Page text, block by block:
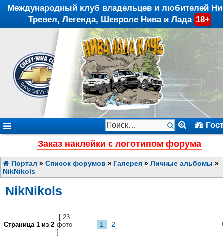
Международный клуб владельцев и любителей
Тревел, Легенда, Шевроле Нива и Лада 18+
Заказ наклейки с логотипом форума
Портал » Список форумов » Галерея » Личные альбомы »
NikNikols
NikNikols
Страница 1 из 2
[ 23
фото
]
1 2